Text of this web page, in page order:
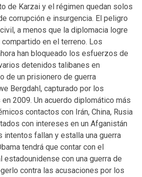
de Karzai y el régimen quedan solos
corrupción e insurgencia. El peligro
a menos que la diplomacia logre
en el terreno. Los
han bloqueado los esfuerzos de
detenidos talibanes en
de un prisionero de guerra
Bergdahl, capturado por los
2009. Un acuerdo diplomático más
contactos con Irán, China, Rusia
con intereses en un Afganistán
fallan y estalla una guerra
tendrá que contar con el
estadounidense con una guerra de
contra las acusaciones por los